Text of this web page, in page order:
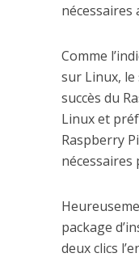
nécessaires
Comme
sur Linux,
succès du
Linux et
Raspberry
nécessaires
package
deux clics